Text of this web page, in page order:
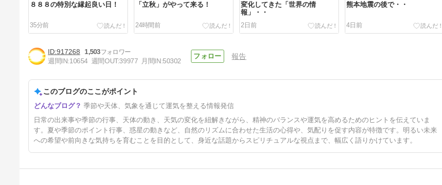
８８８の特別な縁起良い日！
35分前
「立秋」がやって来る！
24時間前
変化してきた「世界の情
報」・・
2日前
熊本地震の後で・・
4日前
「暑い日」に！
5日前
917268
1,503
週間IN:10654 週間OUT:39977 月間IN:50302
報告
このブログのここがポイント
季節や天体、気象を通じて運気を整える情報発信
日常の出来事や季節の行事、天体の動き、天気の変化を紐解きながら、精神のバランスや運気を高めるためのヒントを伝えていま
す。夏や季節のポイント行事、惑星の動きなど、自然のリズムに合わせた生活の心得や、気配りを促す内容が特徴です。明るい未来
への希望や前向きな気持ちを育むことを目的として、身近な話題からスピリチュアルな視点まで、幅広く語りかけています。